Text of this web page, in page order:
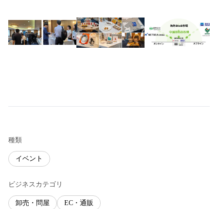
種類
イベント
ビジネスカテゴリ
卸売・問屋 EC・通販